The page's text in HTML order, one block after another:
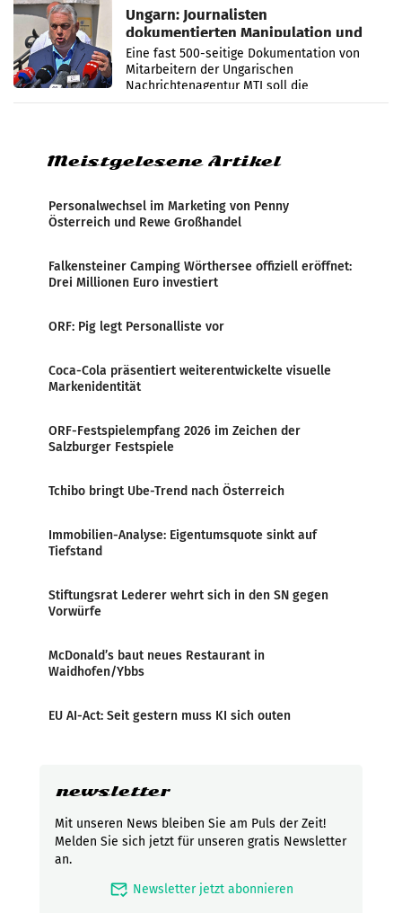
Ungarn: Journalisten
dokumentierten Manipulation und
Zensur
Eine fast 500-seitige Dokumentation von
Mitarbeitern der Ungarischen
Nachrichtenagentur MTI soll die
systematische Nachrichten-Manipulation und
Meistgelesene Artikel
Personalwechsel im Marketing von Penny
Österreich und Rewe Großhandel
Falkensteiner Camping Wörthersee offiziell eröffnet:
Drei Millionen Euro investiert
ORF: Pig legt Personalliste vor
Coca-Cola präsentiert weiterentwickelte visuelle
Markenidentität
ORF-Festspielempfang 2026 im Zeichen der
Salzburger Festspiele
Tchibo bringt Ube-Trend nach Österreich
Immobilien-Analyse: Eigentumsquote sinkt auf
Tiefstand
Stiftungsrat Lederer wehrt sich in den SN gegen
Vorwürfe
McDonald’s baut neues Restaurant in
Waidhofen/Ybbs
EU AI-Act: Seit gestern muss KI sich outen
newsletter
Mit unseren News bleiben Sie am Puls der Zeit!
Melden Sie sich jetzt für unseren gratis Newsletter
an.
mark_email_read Newsletter jetzt abonnieren